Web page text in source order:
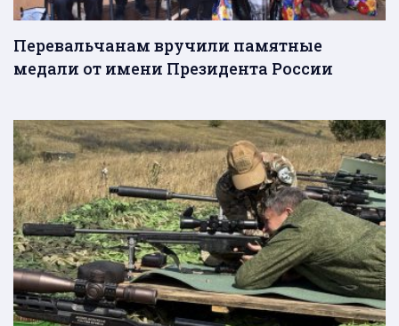
Перевальчанам вручили памятные
медали от имени Президента России